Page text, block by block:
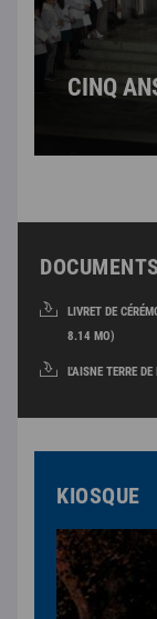
CINQ
DOCUMENTS
LIVRET DE
8.14 MO)
L'AISNE TERRE
KIOSQUE